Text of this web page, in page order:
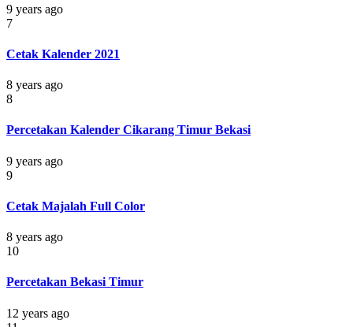
9 years ago
7
Cetak Kalender 2021
8 years ago
8
Percetakan Kalender Cikarang Timur Bekasi
9 years ago
9
Cetak Majalah Full Color
8 years ago
10
Percetakan Bekasi Timur
12 years ago